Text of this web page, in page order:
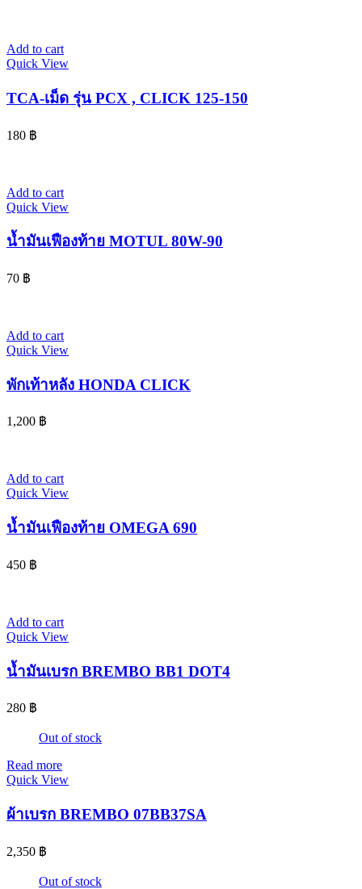
Add to cart
Quick View
TCA-เม็ด รุ่น PCX , CLICK 125-150
180 ฿
Add to cart
Quick View
น้ำมันเฟืองท้าย MOTUL 80W-90
70 ฿
Add to cart
Quick View
พักเท้าหลัง HONDA CLICK
1,200 ฿
Add to cart
Quick View
น้ำมันเฟืองท้าย OMEGA 690
450 ฿
Add to cart
Quick View
น้ำมันเบรก BREMBO BB1 DOT4
280 ฿
Out of stock
Read more
Quick View
ผ้าเบรก BREMBO 07BB37SA
2,350 ฿
Out of stock